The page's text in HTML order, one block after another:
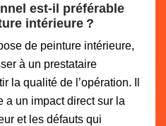
est-il préférable
intérieure ?
de peinture intérieure,
à un prestataire
la qualité de l’opération. Il
a un impact direct sur la
et les défauts qui